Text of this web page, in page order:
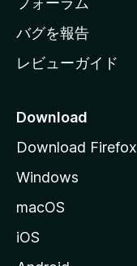
へ
バグを報告
レビューガイド
Download
Download Firefox
Windows
macOS
iOS